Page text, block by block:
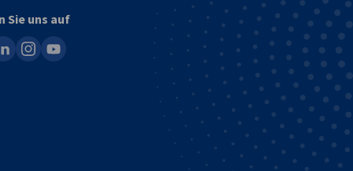
Sie uns auf
instagram
youtube